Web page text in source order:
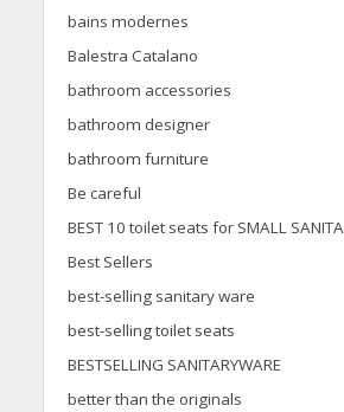
bains modernes
Balestra Catalano
bathroom accessories
bathroom designer
bathroom furniture
Be careful
BEST 10 toilet seats for SMALL
Best Sellers
best-selling sanitary ware
best-selling toilet seats
BESTSELLING SANITARYWARE
better than the originals